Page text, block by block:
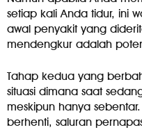
setiap kali Anda tidur, ini
awal penyakit yang
mendengkur adalah
Tahap kedua yang
situasi dimana saat
meskipun hanya
berhenti, saluran